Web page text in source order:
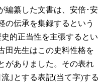
編纂した文書は、安倍･安
の伝承を集録するという
的正当性を主張するとい
田先生はこの史料性格を
がありました。その表れ
｣とする表記(当て字)する